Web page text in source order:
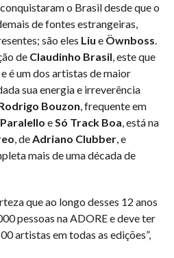
o Brasil desde que o
de fontes estrangeiras,
são eles Liu e Öwnboss.
de Claudinho Brasil, este que
é um dos artistas de maior
sua energia e irreverência
Bouzon, frequente em
eSó Track Boa, está na
, deAdriano Clubber, e
mais de uma década de
que ao longo desses 12 anos
pessoas na ADORE e deve ter
artistas em todas as edições”,